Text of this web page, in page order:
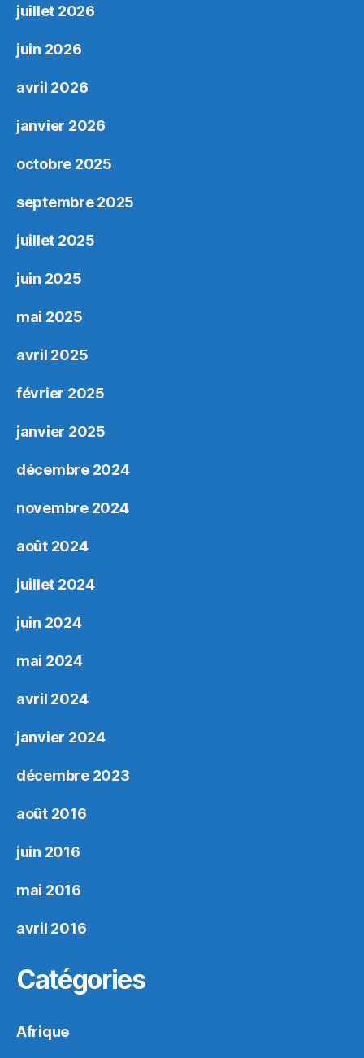
juillet 2026
juin 2026
avril 2026
janvier 2026
octobre 2025
septembre 2025
juillet 2025
juin 2025
mai 2025
avril 2025
février 2025
janvier 2025
décembre 2024
novembre 2024
août 2024
juillet 2024
juin 2024
mai 2024
avril 2024
janvier 2024
décembre 2023
août 2016
juin 2016
mai 2016
avril 2016
Catégories
Afrique